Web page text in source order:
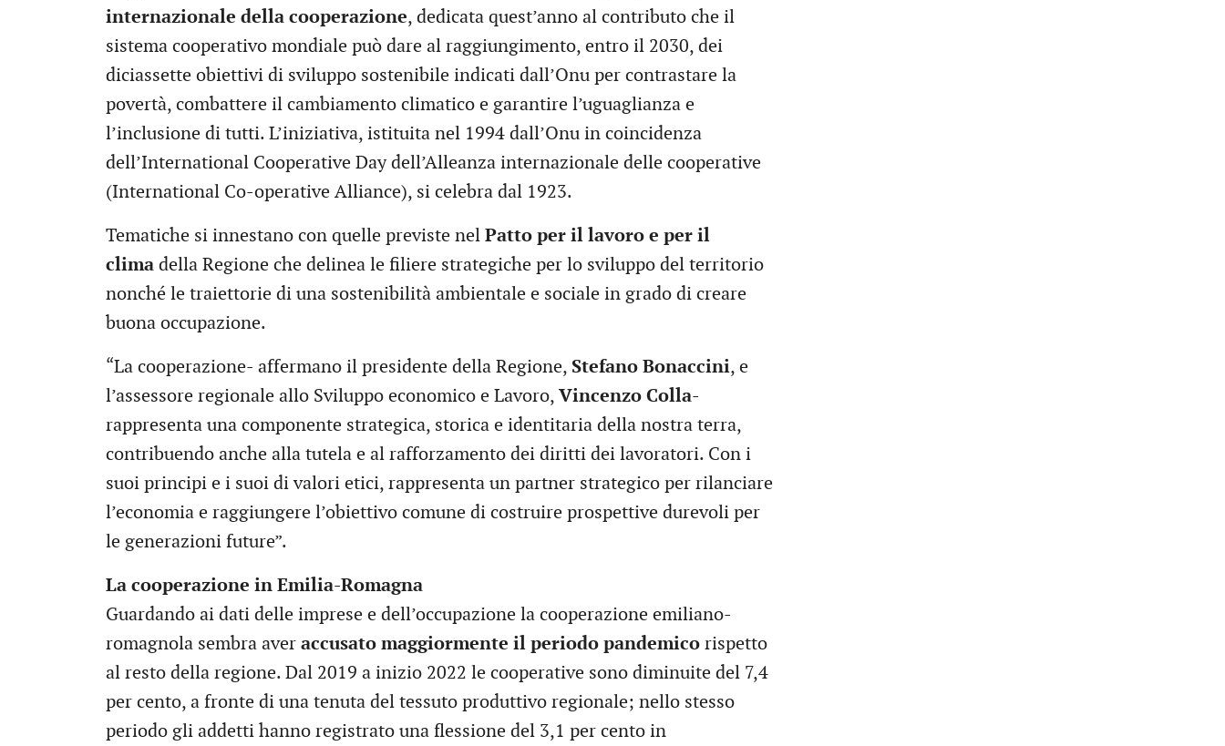
internazionale della cooperazione, dedicata quest’anno al contributo che il
sistema cooperativo mondiale può dare al raggiungimento, entro il 2030, dei
diciassette obiettivi di sviluppo sostenibile indicati dall’Onu per contrastare la
povertà, combattere il cambiamento climatico e garantire l’uguaglianza e
l’inclusione di tutti. L’iniziativa, istituita nel 1994 dall’Onu in coincidenza
dell’International Cooperative Day dell’Alleanza internazionale delle cooperative
(International Co-operative Alliance), si celebra dal 1923.
Tematiche si innestano con quelle previste nel Patto per il lavoro e per il
clima della Regione che delinea le filiere strategiche per lo sviluppo del territorio
nonché le traiettorie di una sostenibilità ambientale e sociale in grado di creare
buona occupazione.
“La cooperazione- affermano il presidente della Regione, Stefano Bonaccini, e
l’assessore regionale allo Sviluppo economico e Lavoro, Vincenzo Colla-
rappresenta una componente strategica, storica e identitaria della nostra terra,
contribuendo anche alla tutela e al rafforzamento dei diritti dei lavoratori. Con i
suoi principi e i suoi di valori etici, rappresenta un partner strategico per rilanciare
l’economia e raggiungere l’obiettivo comune di costruire prospettive durevoli per
le generazioni future”.
La cooperazione in Emilia-Romagna
Guardando ai dati delle imprese e dell’occupazione la cooperazione emiliano-
romagnola sembra aver accusato maggiormente il periodo pandemico rispetto
al resto della regione. Dal 2019 a inizio 2022 le cooperative sono diminuite del 7,4
per cento, a fronte di una tenuta del tessuto produttivo regionale; nello stesso
periodo gli addetti hanno registrato una flessione del 3,1 per cento in